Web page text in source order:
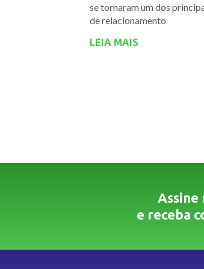
se tornaram um dos
de relacionamento
LEIA MAIS
Assine
e receba